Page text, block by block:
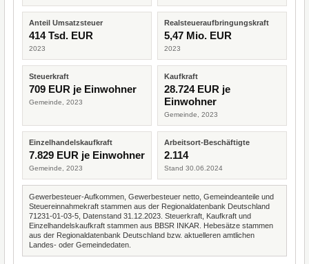
Anteil Umsatzsteuer
414 Tsd. EUR
2023
Realsteueraufbringungskraft
5,47 Mio. EUR
2023
Steuerkraft
709 EUR je Einwohner
Gemeinde, 2023
Kaufkraft
28.724 EUR je
Einwohner
Gemeinde, 2023
Einzelhandelskaufkraft
7.829 EUR je Einwohner
Gemeinde, 2023
Arbeitsort-Beschäftigte
2.114
Stand 30.06.2024
Gewerbesteuer-Aufkommen, Gewerbesteuer netto, Gemeindeanteile und
Steuereinnahmekraft stammen aus der Regionaldatenbank Deutschland
71231-01-03-5, Datenstand 31.12.2023. Steuerkraft, Kaufkraft und
Einzelhandelskaufkraft stammen aus BBSR INKAR. Hebesätze stammen
aus der Regionaldatenbank Deutschland bzw. aktuelleren amtlichen
Landes- oder Gemeindedaten.